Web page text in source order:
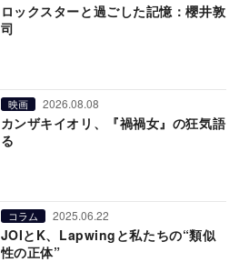
ロックスターと過ごした記憶：櫻井敦
司
映画 2026.08.08
カンザキイオリ、『禍禍女』の狂気語
る
コラム 2025.06.22
JOIとK、Lapwingと私たちの“類似
性の正体”